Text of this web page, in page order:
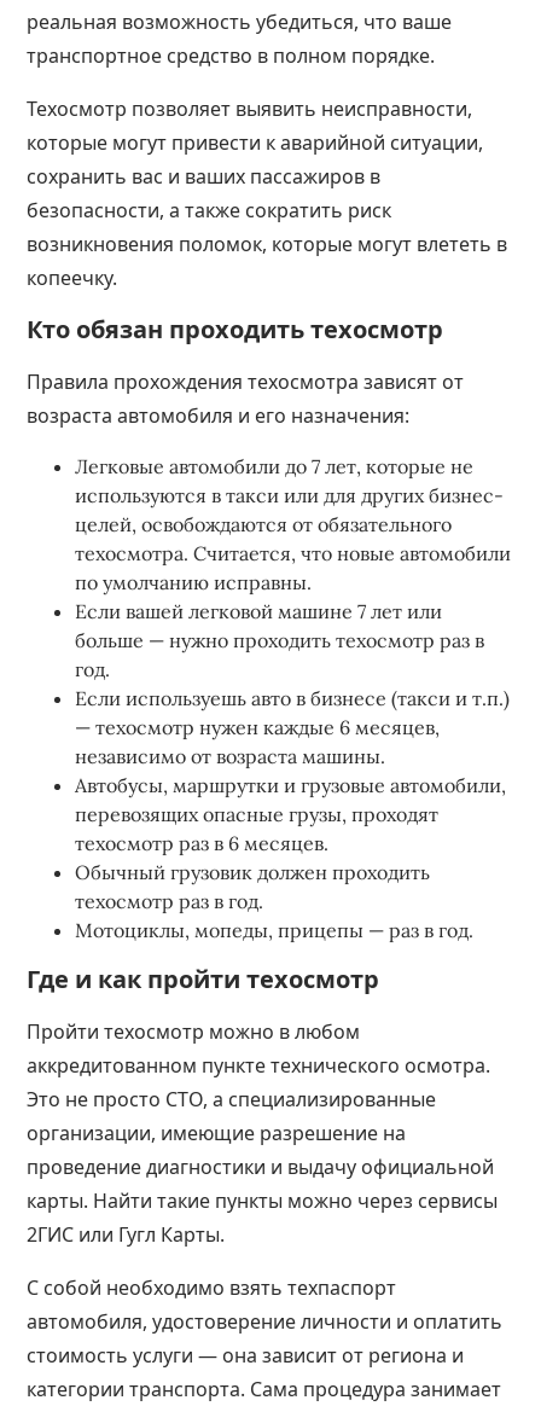
реальная возможность убедиться, что ваше
транспортное средство в полном порядке.
Техосмотр позволяет выявить неисправности,
которые могут привести к аварийной ситуации,
сохранить вас и ваших пассажиров в
безопасности, а также сократить риск
возникновения поломок, которые могут влететь в
копеечку.
Кто обязан проходить техосмотр
Правила прохождения техосмотра зависят от
возраста автомобиля и его назначения:
Легковые автомобили до 7 лет, которые не
используются в такси или для других бизнес-
целей, освобождаются от обязательного
техосмотра. Считается, что новые автомобили
по умолчанию исправны.
Если вашей легковой машине 7 лет или
больше — нужно проходить техосмотр раз в
год.
Если используешь авто в бизнесе (такси и т.п.)
— техосмотр нужен каждые 6 месяцев,
независимо от возраста машины.
Автобусы, маршрутки и грузовые автомобили,
перевозящих опасные грузы, проходят
техосмотр раз в 6 месяцев.
Обычный грузовик должен проходить
техосмотр раз в год.
Мотоциклы, мопеды, прицепы — раз в год.
Где и как пройти техосмотр
Пройти техосмотр можно в любом
аккредитованном пункте технического осмотра.
Это не просто СТО, а специализированные
организации, имеющие разрешение на
проведение диагностики и выдачу официальной
карты. Найти такие пункты можно через сервисы
2ГИС или Гугл Карты.
С собой необходимо взять техпаспорт
автомобиля, удостоверение личности и оплатить
стоимость услуги — она зависит от региона и
категории транспорта. Сама процедура занимает